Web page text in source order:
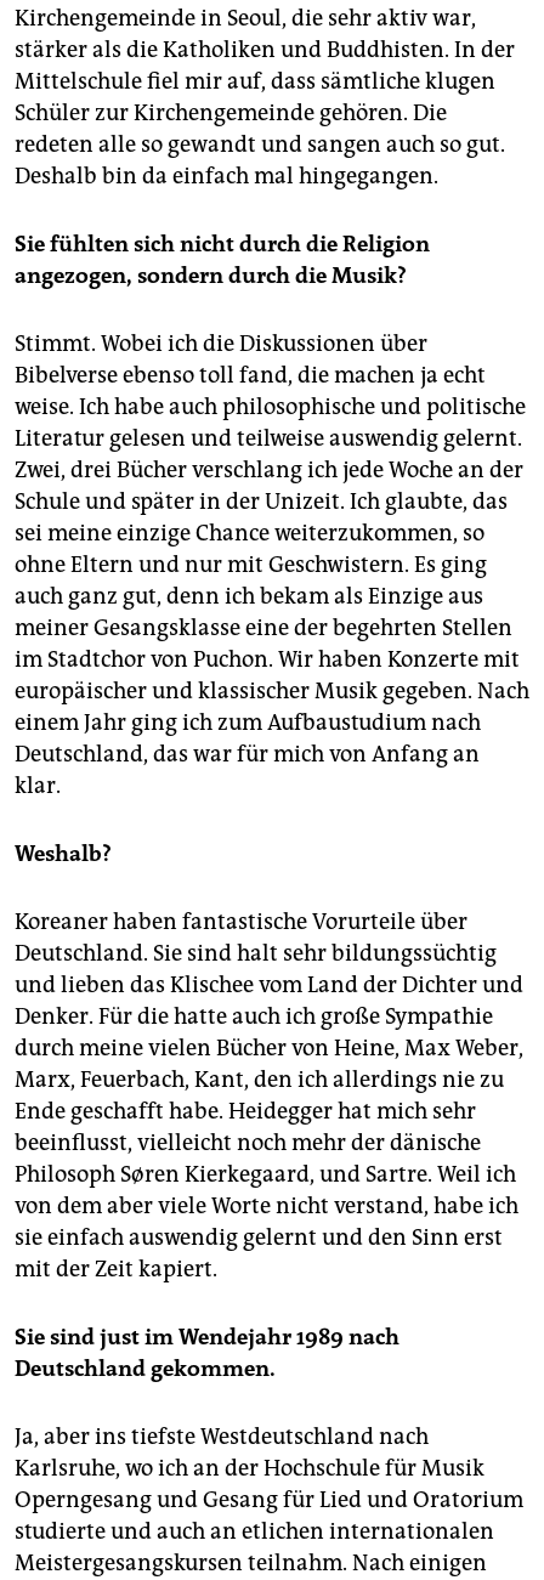
Kirchengemeinde in Seoul, die sehr aktiv war,
stärker als die Katholiken und Buddhisten. In der
Mittelschule fiel mir auf, dass sämtliche klugen
Schüler zur Kirchengemeinde gehören. Die
redeten alle so gewandt und sangen auch so gut.
Deshalb bin da einfach mal hingegangen.
Sie fühlten sich nicht durch die Religion
angezogen, sondern durch die Musik?
Stimmt. Wobei ich die Diskussionen über
Bibelverse ebenso toll fand, die machen ja echt
weise. Ich habe auch philosophische und politische
Literatur gelesen und teilweise auswendig gelernt.
Zwei, drei Bücher verschlang ich jede Woche an der
Schule und später in der Unizeit. Ich glaubte, das
sei meine einzige Chance weiterzukommen, so
ohne Eltern und nur mit Geschwistern. Es ging
auch ganz gut, denn ich bekam als Einzige aus
meiner Gesangsklasse eine der begehrten Stellen
im Stadtchor von Puchon. Wir haben Konzerte mit
europäischer und klassischer Musik gegeben. Nach
einem Jahr ging ich zum Aufbaustudium nach
Deutschland, das war für mich von Anfang an
klar.
Weshalb?
Koreaner haben fantastische Vorurteile über
Deutschland. Sie sind halt sehr bildungssüchtig
und lieben das Klischee vom Land der Dichter und
Denker. Für die hatte auch ich große Sympathie
durch meine vielen Bücher von Heine, Max Weber,
Marx, Feuerbach, Kant, den ich allerdings nie zu
Ende geschafft habe. Heidegger hat mich sehr
beeinflusst, vielleicht noch mehr der dänische
Philosoph Søren Kierkegaard, und Sartre. Weil ich
von dem aber viele Worte nicht verstand, habe ich
sie einfach auswendig gelernt und den Sinn erst
mit der Zeit kapiert.
Sie sind just im Wendejahr 1989 nach
Deutschland gekommen.
Ja, aber ins tiefste Westdeutschland nach
Karlsruhe, wo ich an der Hochschule für Musik
Operngesang und Gesang für Lied und Oratorium
studierte und auch an etlichen internationalen
Meistergesangskursen teilnahm. Nach einigen